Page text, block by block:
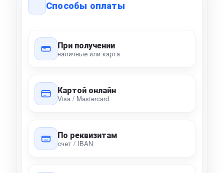
Способы оплаты
При получении
наличные или карта
Картой онлайн
Visa / Mastercard
По реквизитам
счет / IBAN